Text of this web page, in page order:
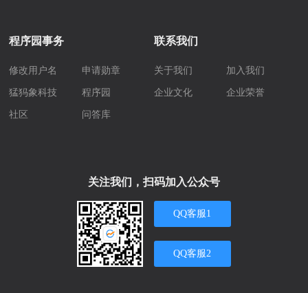
程序园事务
修改用户名 申请勋章
猛犸象科技 程序园
社区 问答库
联系我们
关于我们 加入我们
企业文化 企业荣誉
关注我们，扫码加入公众号
QQ客服1
QQ客服2